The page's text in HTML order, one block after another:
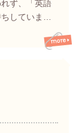
ず、「英語
していま…